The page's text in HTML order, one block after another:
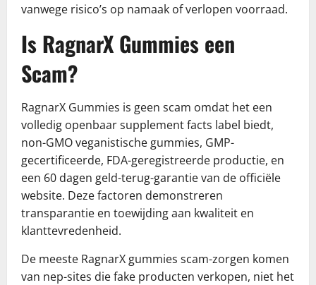
vanwege risico’s op namaak of verlopen voorraad.
Is RagnarX Gummies een
Scam?
RagnarX Gummies is geen scam omdat het een
volledig openbaar supplement facts label biedt,
non-GMO veganistische gummies, GMP-
gecertificeerde, FDA-geregistreerde productie, en
een 60 dagen geld-terug-garantie van de officiële
website. Deze factoren demonstreren
transparantie en toewijding aan kwaliteit en
klanttevredenheid.
De meeste RagnarX gummies scam-zorgen komen
van nep-sites die fake producten verkopen, niet het